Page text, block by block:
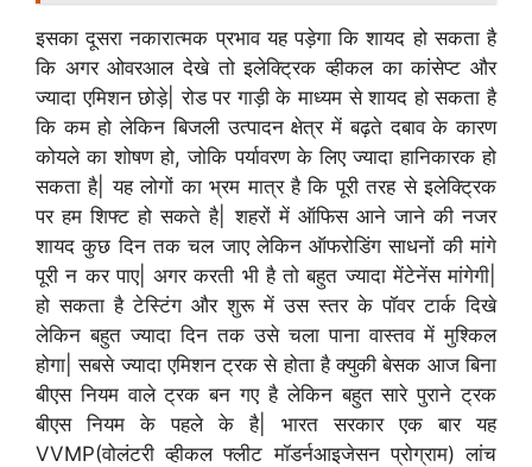
इसका दूसरा नकारात्मक प्रभाव यह पड़ेगा कि शायद हो सकता है
कि अगर ओवरआल देखे तो इलेक्ट्रिक व्हीकल का कांसेप्ट और
ज्यादा एमिशन छोड़े| रोड पर गाड़ी के माध्यम से शायद हो सकता है
कि कम हो लेकिन बिजली उत्पादन क्षेत्र में बढ़ते दबाव के कारण
कोयले का शोषण हो, जोकि पर्यावरण के लिए ज्यादा हानिकारक हो
सकता है| यह लोगों का भ्रम मात्र है कि पूरी तरह से इलेक्ट्रिक
पर हम शिफ्ट हो सकते है| शहरों में ऑफिस आने जाने की नजर
शायद कुछ दिन तक चल जाए लेकिन ऑफरोडिंग साधनों की मांगे
पूरी न कर पाए| अगर करती भी है तो बहुत ज्यादा मेंटेनेंस मांगेगी|
हो सकता है टेस्टिंग और शुरू में उस स्तर के पॉवर टार्क दिखे
लेकिन बहुत ज्यादा दिन तक उसे चला पाना वास्तव में मुश्किल
होगा| सबसे ज्यादा एमिशन ट्रक से होता है क्युकी बेसक आज बिना
बीएस नियम वाले ट्रक बन गए है लेकिन बहुत सारे पुराने ट्रक
बीएस नियम के पहले के है| भारत सरकार एक बार यह
VVMP(वोलंटरी व्हीकल फ्लीट मॉडर्नआइजेसन प्रोग्राम) लांच